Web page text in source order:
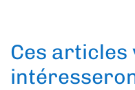
Ces articles